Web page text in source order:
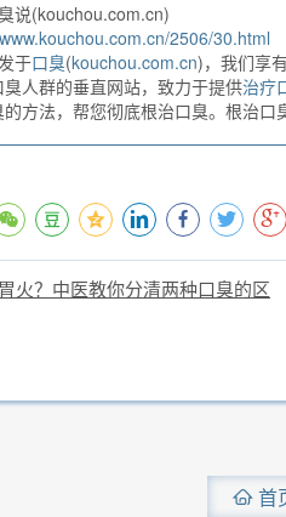
说(kouchou.com.cn)
2506/30.html
于口臭(kouchou.com.cn)，我们享
人群的垂直网站，致力于提供治疗
方法，帮您彻底根治口臭。根治口
火？中医教你分清两种口臭的区
首